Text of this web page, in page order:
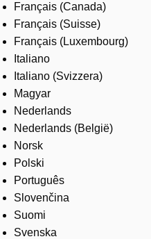
Français (Canada)
Français (Suisse)
Français (Luxembourg)
Italiano
Italiano (Svizzera)
Magyar
Nederlands
Nederlands (België)
Norsk
Polski
Português
Slovenčina
Suomi
Svenska